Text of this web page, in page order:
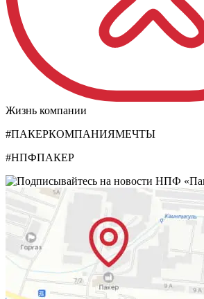
Жизнь компании
#ПАКЕРКОМПАНИЯМЕЧТЫ
#НПФПАКЕР